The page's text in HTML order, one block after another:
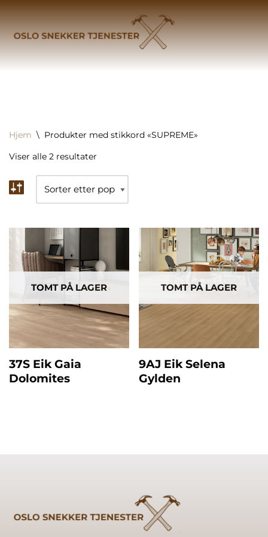
Hjem \ Produkter med stikkord «SUPREME»
Viser alle 2 resultater
TOMT PÅ LAGER
37S Eik Gaia
Dolomites
TOMT PÅ LAGER
9AJ Eik Selena
Gylden